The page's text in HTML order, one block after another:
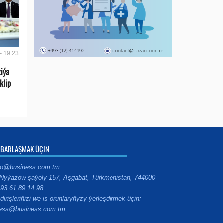
19:23
ÜÇIN
şaýoly 157, Aşgabat, Türkmenistan, 744000
61 89 14 98
we iş orunlaryňyzy ýerleşdirmek üçin: